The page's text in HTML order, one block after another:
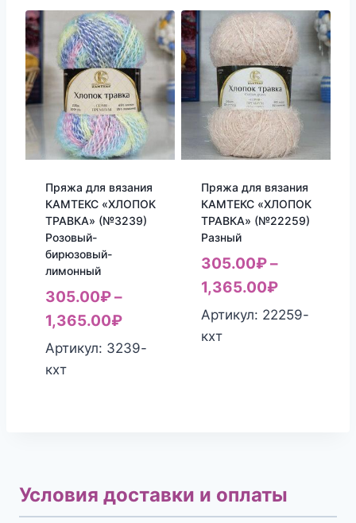
Пряжа для вязания
КАМТЕКС «ХЛОПОК
ТРАВКА» (№3239)
Розовый-
бирюзовый-
лимонный
305.00₽–
1,365.00₽
Артикул: 3239-
кхт
Пряжа для вязания
КАМТЕКС «ХЛОПОК
ТРАВКА» (№22259)
Разный
305.00₽–
1,365.00₽
Артикул: 22259-
кхт
Условия доставки и оплаты